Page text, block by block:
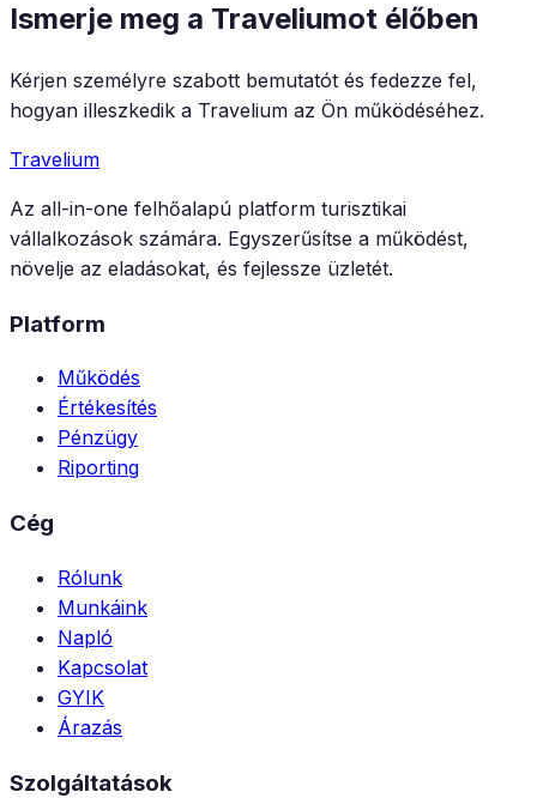
Ismerje meg a Traveliumot élőben
Kérjen személyre szabott bemutatót és fedezze fel,
hogyan illeszkedik a Travelium az Ön működéséhez.
Travelium
Az all-in-one felhőalapú platform turisztikai
vállalkozások számára. Egyszerűsítse a működést,
növelje az eladásokat, és fejlessze üzletét.
Platform
Működés
Értékesítés
Pénzügy
Riporting
Cég
Rólunk
Munkáink
Napló
Kapcsolat
GYIK
Árazás
Szolgáltatások